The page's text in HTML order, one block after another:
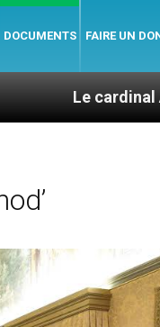
DOCUMENTS FAIRE UN
Aveline se